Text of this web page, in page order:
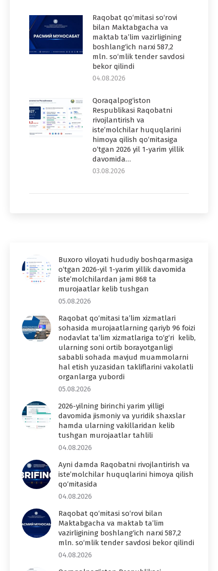
Raqobat qo‘mitasi so‘rovi
bilan Maktabgacha va
maktab ta’lim vazirligining
boshlang‘ich narxi 587,2
mln. so‘mlik tender savdosi
bekor qilindi
04.08.2026
Qoraqalpog‘iston
Respublikasi Raqobatni
rivojlantirish va
iste’molchilar huquqlarini
himoya qilish qo‘mitasiga
o‘tgan 2026 yil 1-yarim yillik
davomida…
03.08.2026
Buxoro viloyati hududiy boshqarmasiga
o‘tgan 2026-yil 1-yarim yillik davomida
iste’molchilardan jami 868 ta
murojaatlar kelib tushgan
05.08.2026
Raqobat qo‘mitasi ta’lim xizmatlari
sohasida murojaatlarning qariyb 96 foizi
nodavlat ta’lim xizmatlariga to‘g‘ri kelib,
ularning soni ortib borayotganligi
sababli sohada mavjud muammolarni
hal etish yuzasidan takliflarini vakolatli
organlarga yubordi
05.08.2026
2026-yilning birinchi yarim yilligi
davomida jismoniy va yuridik shaxslar
hamda ularning vakillaridan kelib
tushgan murojaatlar tahlili
04.08.2026
Ayni damda Raqobatni rivojlantirish va
iste’molchilar huquqlarini himoya qilish
qo‘mitasida
04.08.2026
Raqobat qo‘mitasi so‘rovi bilan
Maktabgacha va maktab ta’lim
vazirligining boshlang‘ich narxi 587,2
mln. so‘mlik tender savdosi bekor qilindi
04.08.2026